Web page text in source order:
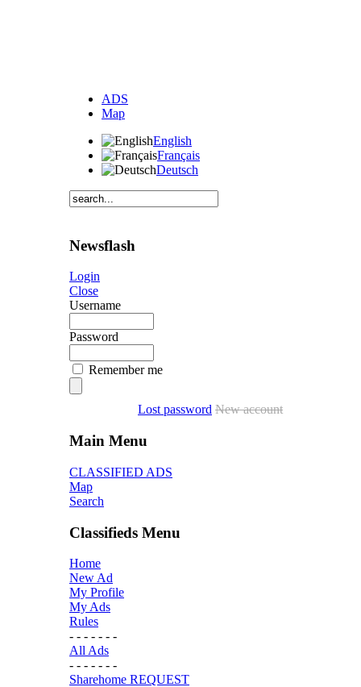
ADS
Map
English
Français
Deutsch
Newsflash
Login
Close
Username
Password
Remember me
Lost password New account
Main Menu
CLASSIFIED ADS
Map
Search
Classifieds Menu
Home
New Ad
My Profile
My Ads
Rules
- - - - - - -
All Ads
- - - - - - -
Sharehome REQUEST